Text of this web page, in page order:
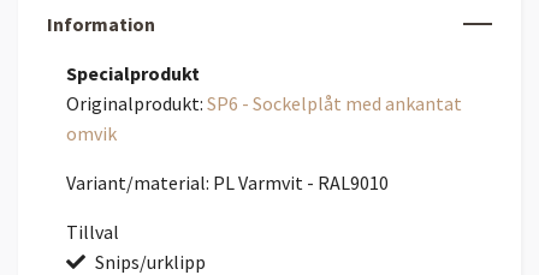
Information
Specialprodukt
Originalprodukt: SP6 - Sockelplåt med ankantat
omvik
Variant/material: PL Varmvit - RAL9010
Tillval
Snips/urklipp